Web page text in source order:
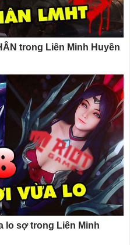
trong Liên Minh Huyền
lo sợ trong Liên Minh